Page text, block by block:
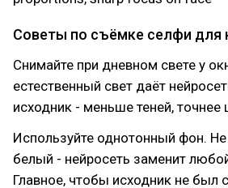
Советы по съёмке селфи для
Снимайте при дневном свете у
естественный свет даёт
исходник - меньше теней, точнее
Используйте однотонный фон.
белый - нейросеть заменит
Главное, чтобы исходник не был